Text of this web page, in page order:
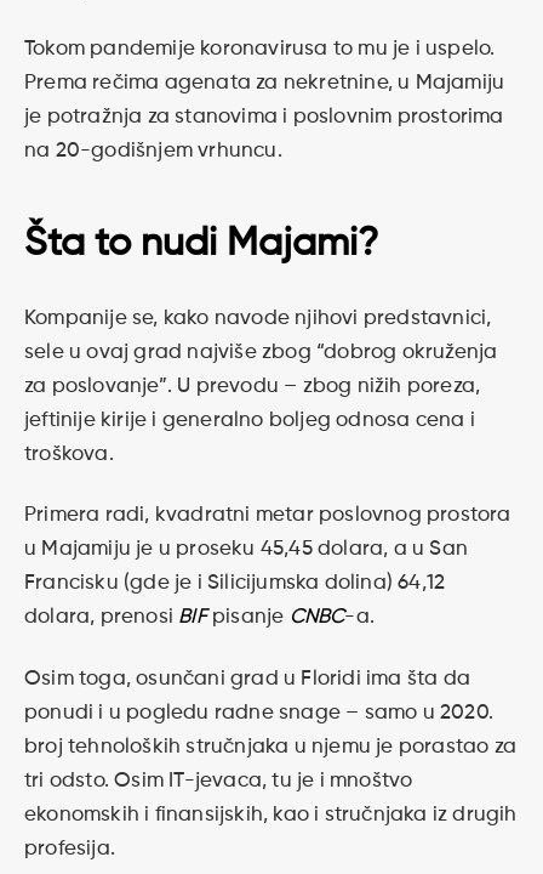
Tokom pandemije koronavirusa to mu je i uspelo.
Prema rečima agenata za nekretnine, u Majamiju
je potražnja za stanovima i poslovnim prostorima
na 20-godišnjem vrhuncu.
Šta to nudi Majami?
Kompanije se, kako navode njihovi predstavnici,
sele u ovaj grad najviše zbog “dobrog okruženja
za poslovanje”. U prevodu – zbog nižih poreza,
jeftinije kirije i generalno boljeg odnosa cena i
troškova.
Primera radi, kvadratni metar poslovnog prostora
u Majamiju je u proseku 45,45 dolara, a u San
Francisku (gde je i Silicijumska dolina) 64,12
dolara, prenosi BIFpisanje CNBC-a.
Osim toga, osunčani grad u Floridi ima šta da
ponudi i u pogledu radne snage – samo u 2020.
broj tehnoloških stručnjaka u njemu je porastao za
tri odsto. Osim IT-jevaca, tu je i mnoštvo
ekonomskih i finansijskih, kao i stručnjaka iz drugih
profesija.